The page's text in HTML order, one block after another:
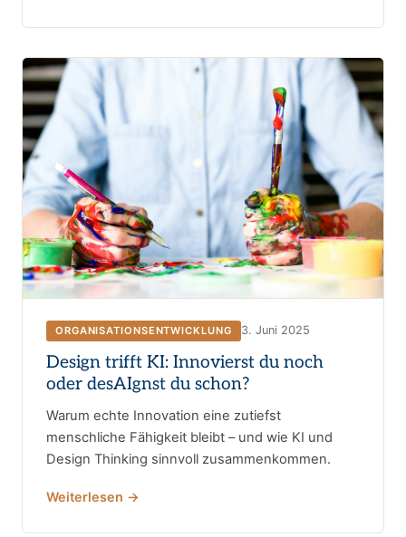
ORGANISATIONSENTWICKLUNG 3. Juni 2025
Design trifft KI: Innovierst du noch
oder desAIgnst du schon?
Warum echte Innovation eine zutiefst
menschliche Fähigkeit bleibt – und wie KI und
Design Thinking sinnvoll zusammenkommen.
Weiterlesen →